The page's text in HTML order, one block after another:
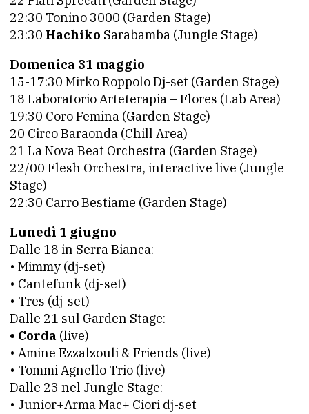
22:30 Tonino 3000 (Garden Stage)
23:30 Hachiko Sarabamba (Jungle Stage)
Domenica 31 maggio
15-17:30 Mirko Roppolo Dj-set (Garden Stage)
18 Laboratorio Arteterapia – Flores (Lab Area)
19:30 Coro Femina (Garden Stage)
20 Circo Baraonda (Chill Area)
21 La Nova Beat Orchestra (Garden Stage)
22/00 Flesh Orchestra, interactive live (Jungle
Stage)
22:30 Carro Bestiame (Garden Stage)
Lunedì 1 giugno
Dalle 18 in Serra Bianca:
•⁠ Mimmy (dj-set)
•⁠ ⁠Cantefunk (dj-set)
•⁠ Tres (dj-set)
Dalle 21 sul Garden Stage:
•⁠ Corda (live)
•⁠ Amine Ezzalzouli & Friends (live)
•⁠ Tommi Agnello Trio (live)
Dalle 23 nel Jungle Stage:
•⁠ Junior+Arma Mac+ Ciori dj-set